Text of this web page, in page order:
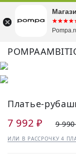
POMPA
Платье-
7 992 ₽ 9
ИЛИ В РАССРОЧКУ 4